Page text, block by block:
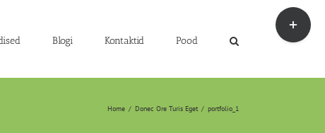
Blogi Kontaktid Pood
Home / Donec Ore Turis Eget / portfolio_1
Toggle
Sliding
Bar